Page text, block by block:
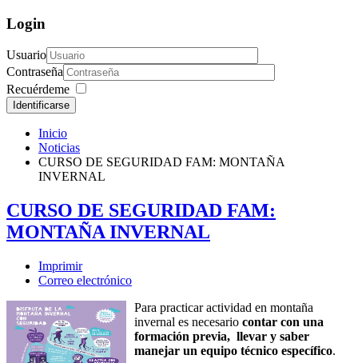
Login
Usuario
Contraseña
Recuérdeme
Identificarse
Inicio
Noticias
CURSO DE SEGURIDAD FAM: MONTAÑA
INVERNAL
CURSO DE SEGURIDAD FAM:
MONTAÑA INVERNAL
Imprimir
Correo electrónico
Para practicar actividad en montaña
invernal es necesario contar con una
formación previa, llevar y saber
manejar un equipo técnico específico.